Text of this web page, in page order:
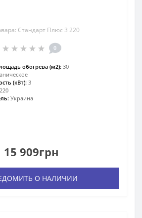
Стандарт Плюс 3 220
0
обогрева (м2): 30
(кВт): 3
220
Украина
15 909грн
О НАЛИЧИИ